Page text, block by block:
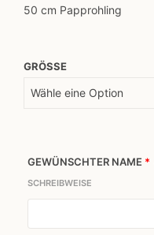
50 cm Papprohling
GRÖSSE
GEWÜNSCHTER NAME *
SCHREIBWEISE